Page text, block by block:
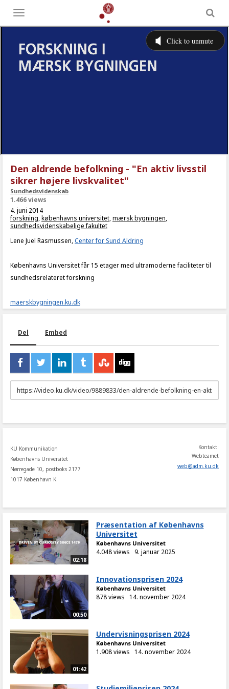
Toggle
menu
Den aldrende befolkning - "En aktiv livsstil
sikrer højere livskvalitet"
Sundhedsvidenskab
1.466 views
4. juni 2014
forskning,københavns universitet,mærsk bygningen,
sundhedsvidenskabelige fakultet
Lene Juel Rasmussen,Center for Sund Aldring
Københavns Universitet får 15 etager med ultramoderne faciliteter til
sundhedsrelateret forskning
maerskbygningen.ku.dk
Del Embed
URL
to
KU Kommunikation
Københavns Universitet
Nørregade 10, postboks 2177
1017 København K
Kontakt:
Webteamet
web@adm.ku.dk
02:18
Præsentation af Københavns
Universitet
Københavns Universitet
4.048 views 9. januar 2025
00:50
Innovationsprisen 2024
Københavns Universitet
878 views 14. november 2024
01:42
Undervisningsprisen 2024
Københavns Universitet
1.908 views 14. november 2024